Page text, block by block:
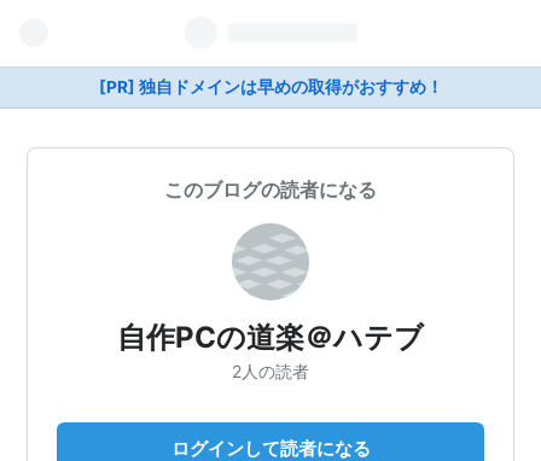
[PR] 独自ドメインは早めの取得がおすすめ！
このブログの読者になる
自作PCの道楽＠ハテブ
2人の読者
ログインして読者になる